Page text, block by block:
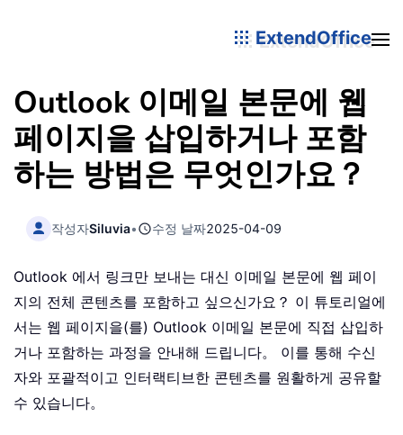
ExtendOffice
Outlook 이메일 본문에 웹
페이지을 삽입하거나 포함
하는 방법은 무엇인가요？
작성자Siluvia• 수정 날짜2025-04-09
Outlook 에서 링크만 보내는 대신 이메일 본문에 웹 페이
지의 전체 콘텐츠를 포함하고 싶으신가요？ 이 튜토리얼에
서는 웹 페이지을(를) Outlook 이메일 본문에 직접 삽입하
거나 포함하는 과정을 안내해 드립니다。 이를 통해 수신
자와 포괄적이고 인터랙티브한 콘텐츠를 원활하게 공유할
수 있습니다。